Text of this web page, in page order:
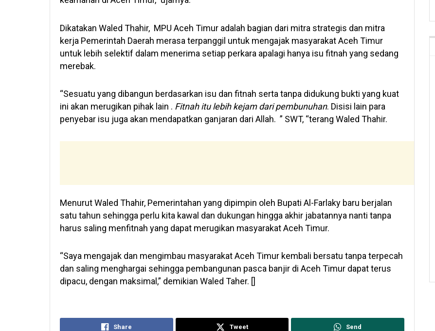
Dikatakan Waled Thahir, MPU Aceh Timur adalah bagian dari mitra strategis dan mitra
kerja Pemerintah Daerah merasa terpanggil untuk mengajak masyarakat Aceh Timur
untuk lebih selektif dalam menerima setiap perkara apalagi hanya isu fitnah yang sedang
merebak.
“Sesuatu yang dibangun berdasarkan isu dan fitnah serta tanpa didukung bukti yang kuat
ini akan merugikan pihak lain . Fitnah itu lebih kejam dari pembunuhan. Disisi lain para
penyebar isu juga akan mendapatkan ganjaran dari Allah. ” SWT, “terang Waled Thahir.
Menurut Waled Thahir, Pemerintahan yang dipimpin oleh Bupati Al-Farlaky baru berjalan
satu tahun sehingga perlu kita kawal dan dukungan hingga akhir jabatannya nanti tanpa
harus saling menfitnah yang dapat merugikan masyarakat Aceh Timur.
“Saya mengajak dan mengimbau masyarakat Aceh Timur kembali bersatu tanpa terpecah
dan saling menghargai sehingga pembangunan pasca banjir di Aceh Timur dapat terus
dipacu, dengan maksimal,” demikian Waled Taher. []
Share Tweet Send